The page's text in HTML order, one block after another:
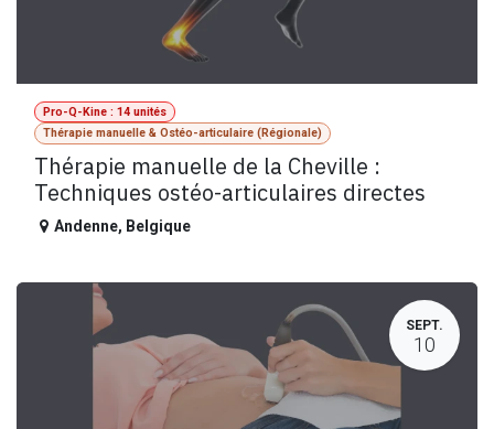
Pro-Q-Kine : 14 unités
Thérapie manuelle & Ostéo-articulaire (Régionale)
Thérapie manuelle de la Cheville :
Techniques ostéo-articulaires directes
Andenne, Belgique
SEPT.
10